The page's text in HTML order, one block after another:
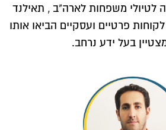
לטיולי משפחות לארה"ב , תאילנד
פרטיים ועסקיים הביאו אותו
בעל ידע נרחב.